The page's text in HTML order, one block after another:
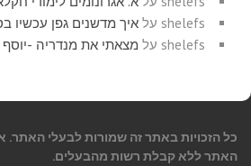
shelefs על איך מדשנים גפן עכשיו
shelefs על מצאתי את מנדריה -
כל הזכויות באתר זה שמורות לבעלי האתר.
האתר ללא קבלת רשות מהבעלים.